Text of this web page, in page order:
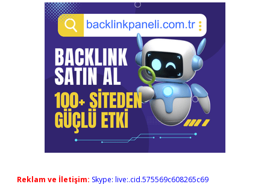
Reklam ve İletişim: Skype: live:.cid.575569c608265c69